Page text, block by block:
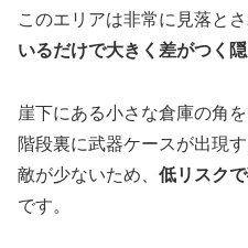
このエリアは非常に見落と
いるだけで大きく差がつく
崖下にある小さな倉庫の角
階段裏に武器ケースが出現
敵が少ないため、 低リスク
です。